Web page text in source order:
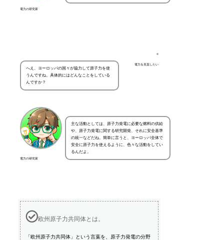
電力の研究家
電力を見直したい
へえ、ヨーロッパの国々が協力して原子力を使
うんですね。具体的にはどんなことをしている
んですか？
電力の研究家
主な活動としては、原子力発電に必要な燃料の供給
や、原子力発電に関する研究開発、それに安全基準
の統一などだね。簡単に言うと、ヨーロッパ全体で
安全に原子力を使えるように、色々な活動をしてい
るんだよ。
欧州原子力共同体とは。
「欧州原子力共同体」という言葉を、原子力発電の分野